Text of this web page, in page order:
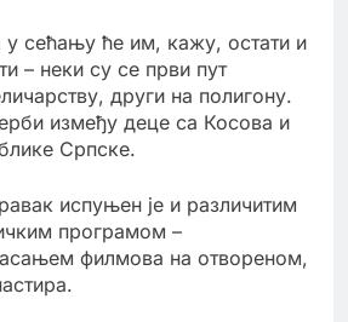
сећању ће им, кажу, остати и
– неки су се први пут
други на полигону.
између деце са Косова и
Српске.
испуњен је и различитим
програмом –
филмова на отвореном,